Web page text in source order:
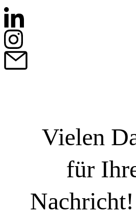
Vielen
für